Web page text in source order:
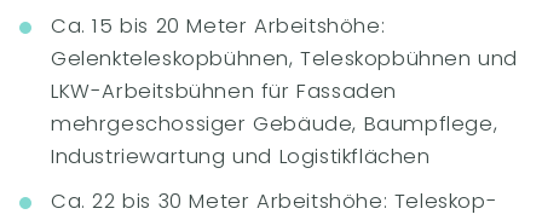
Ca. 15 bis 20 Meter Arbeitshöhe:
Gelenkteleskopbühnen, Teleskopbühnen und
LKW-Arbeitsbühnen für Fassaden
mehrgeschossiger Gebäude, Baumpflege,
Industriewartung und Logistikflächen
Ca. 22 bis 30 Meter Arbeitshöhe: Teleskop-